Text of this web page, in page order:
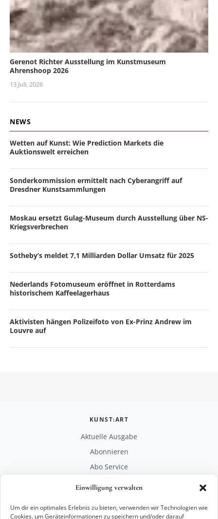
Einwilligung verwalten
Um dir ein optimales Erlebnis zu bieten, verwenden wir Technologien wie
Cookies, um Geräteinformationen zu speichern und/oder darauf
Gerenot Richter Ausstellung im Kunstmuseum
Ahrenshoop 2026
13 Juli, 2026
NEWS
Wetten auf Kunst: Wie Prediction Markets die
Auktionswelt erreichen
Sonderkommission ermittelt nach Cyberangriff auf
Dresdner Kunstsammlungen
Moskau ersetzt Gulag-Museum durch Ausstellung über NS-
Kriegsverbrechen
Sotheby’s meldet 7,1 Milliarden Dollar Umsatz für 2025
Nederlands Fotomuseum eröffnet in Rotterdams
historischem Kaffeelagerhaus
Aktivisten hängen Polizeifoto von Ex-Prinz Andrew im
Louvre auf
KUNST:ART
Aktuelle Ausgabe
Abonnieren
Abo Service
RECHTLICHES